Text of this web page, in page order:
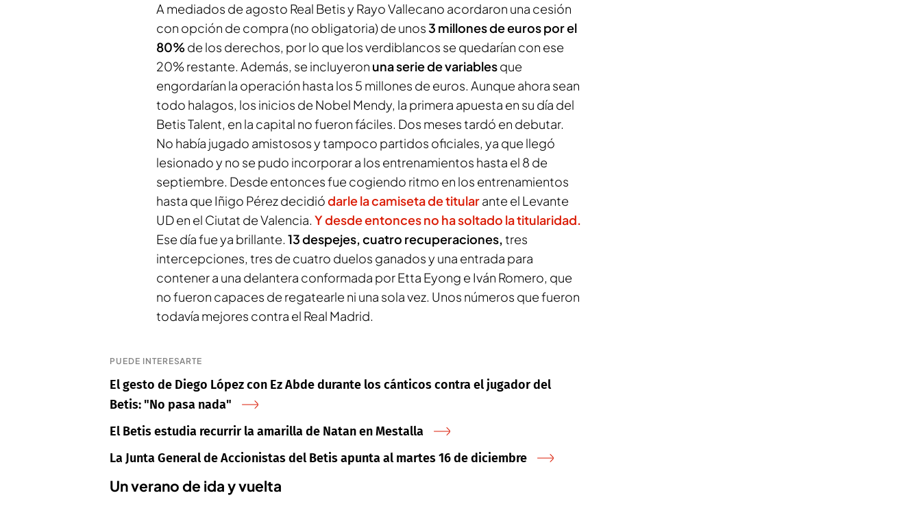
A mediados de agosto Real Betis y Rayo Vallecano acordaron una cesión
con opción de compra (no obligatoria) de unos3 millones de euros por el
80%de los derechos, por lo que los verdiblancos se quedarían con ese
20% restante. Además, se incluyeron una serie de variablesque
engordarían la operación hasta los 5 millones de euros. Aunque ahora sean
todo halagos, los inicios de Nobel Mendy, la primera apuesta en su día del
Betis Talent, en la capital no fueron fáciles. Dos meses tardó en debutar.
No había jugado amistosos y tampoco partidos oficiales, ya que llegó
lesionado y no se pudo incorporar a los entrenamientos hasta el 8 de
septiembre. Desde entonces fue cogiendo ritmo en los entrenamientos
hasta que Iñigo Pérez decidiódarle la camiseta de titularante el Levante
UD en el Ciutat de Valencia. Y desde entonces no ha soltado la titularidad.
Ese día fue ya brillante. 13 despejes, cuatro recuperaciones,tres
intercepciones, tres de cuatro duelos ganados y una entrada para
contener a una delantera conformada por Etta Eyong e Iván Romero, que
no fueron capaces de regatearle ni una sola vez. Unos números que fueron
todavía mejores contra el Real Madrid.
PUEDE INTERESARTE
El gesto de Diego López con Ez Abde durante los cánticos contra el jugador del
Betis: "No pasa nada"
El Betis estudia recurrir la amarilla de Natan en Mestalla
La Junta General de Accionistas del Betis apunta al martes 16 de diciembre
Un verano de ida y vuelta